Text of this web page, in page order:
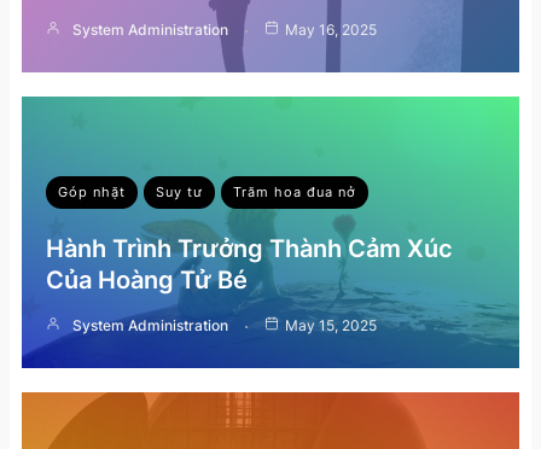
System Administration May 16, 2025
Góp nhặt Suy tư Trăm hoa đua nở
Hành Trình Trưởng Thành Cảm Xúc
Của Hoàng Tử Bé
System Administration May 15, 2025